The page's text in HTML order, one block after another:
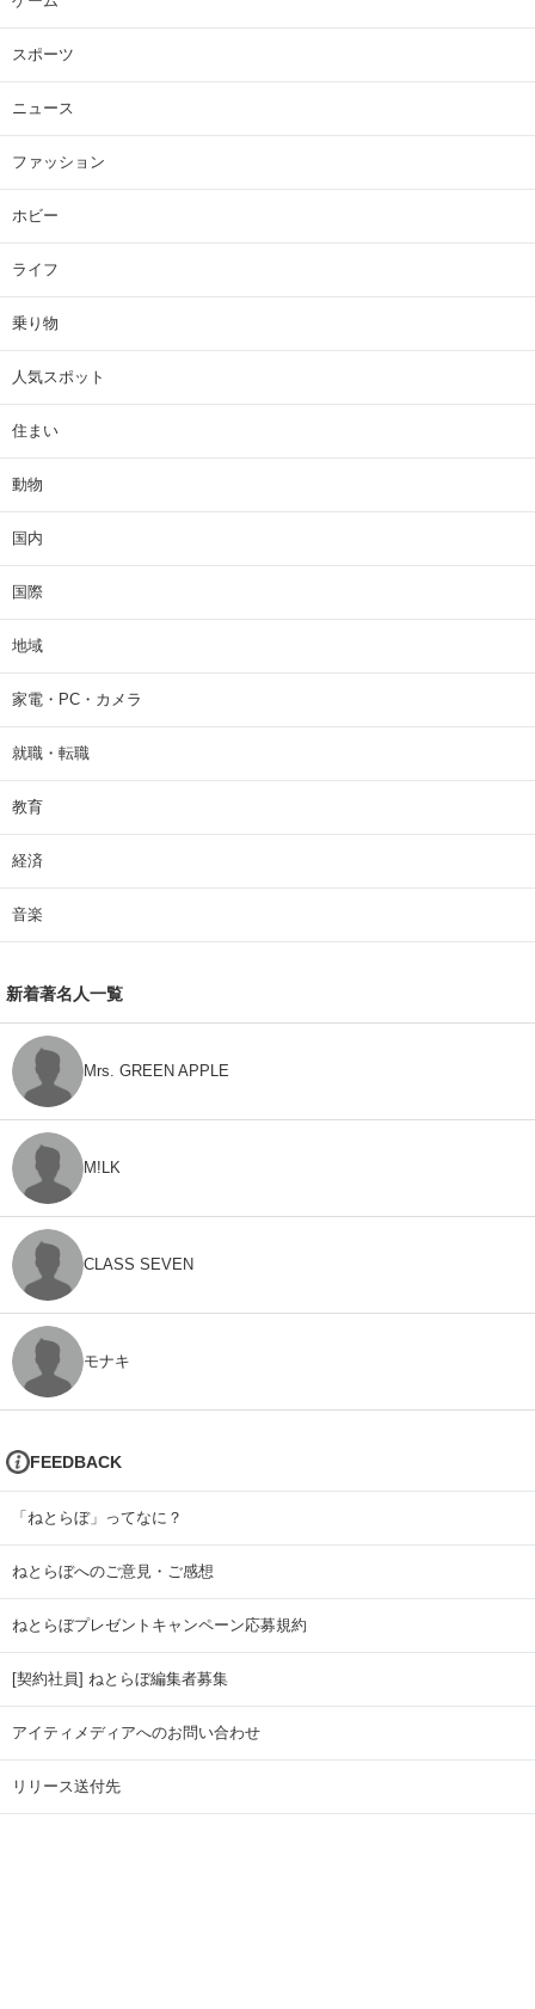
スポーツ
ニュース
ファッション
ホビー
ライフ
乗り物
人気スポット
住まい
動物
国内
国際
地域
家電・PC・カメラ
就職・転職
教育
経済
音楽
新着著名人一覧
Mrs. GREEN APPLE
M!LK
CLASS SEVEN
モナキ
FEEDBACK
「ねとらぼ」ってなに？
ねとらぼへのご意見・ご感想
ねとらぼプレゼントキャンペーン応募規約
[契約社員] ねとらぼ編集者募集
アイティメディアへのお問い合わせ
リリース送付先